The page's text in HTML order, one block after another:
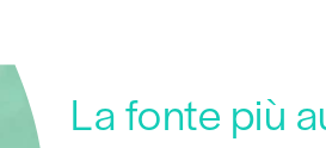
La fonte più